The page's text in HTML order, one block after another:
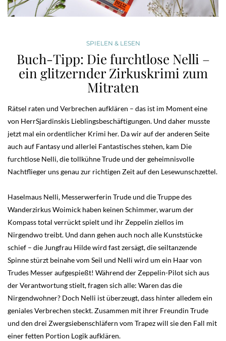
SPIELEN & LESEN
Buch-Tipp: Die furchtlose Nelli –
ein glitzernder Zirkuskrimi zum
Mitraten
Rätsel raten und Verbrechen aufklären – das ist im Moment eine
von HerrSjardinskis Lieblingsbeschäftigungen. Und daher musste
jetzt mal ein ordentlicher Krimi her. Da wir auf der anderen Seite
auch auf Fantasy und allerlei Fantastisches stehen, kam Die
furchtlose Nelli, die tollkühne Trude und der geheimnisvolle
Nachtflieger uns genau zur richtigen Zeit auf den Lesewunschzettel.
Haselmaus Nelli, Messerwerferin Trude und die Truppe des
Wanderzirkus Woimick haben keinen Schimmer, warum der
Kompass total verrückt spielt und ihr Zeppelin ziellos im
Nirgendwo treibt. Und dann gehen auch noch alle Kunststücke
schief – die Jungfrau Hilde wird fast zersägt, die seiltanzende
Spinne stürzt beinahe vom Seil und Nelli wird um ein Haar von
Trudes Messer aufgespießt! Während der Zeppelin-Pilot sich aus
der Verantwortung stielt, fragen sich alle: Waren das die
Nirgendwohner? Doch Nelli ist überzeugt, dass hinter alledem ein
geniales Verbrechen steckt. Zusammen mit ihrer Freundin Trude
und den drei Zwergsiebenschläfern vom Trapez will sie den Fall mit
einer fetten Portion Logik aufklären.